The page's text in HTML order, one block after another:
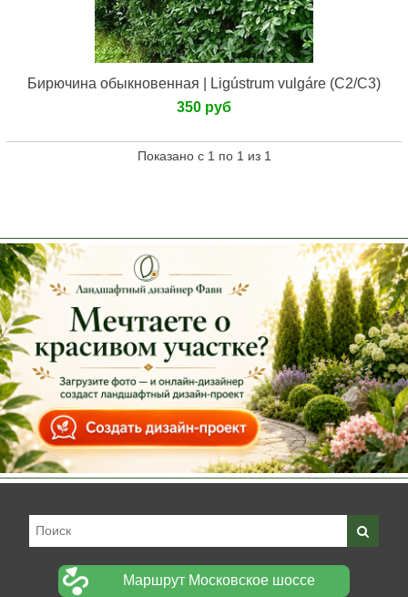
Бирючина обыкновенная | Ligústrum vulgáre (С2/С3)
350 руб
Показано с 1 по 1 из 1
Маршрут Московское шоссе